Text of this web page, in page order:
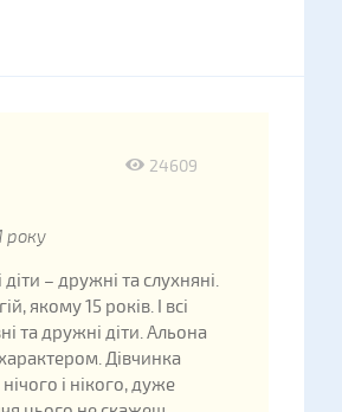
24609
року
– дружні та слухняні.
якому 15 років. І всі
та дружні діти. Альона
Дівчинка
і нікого, дуже